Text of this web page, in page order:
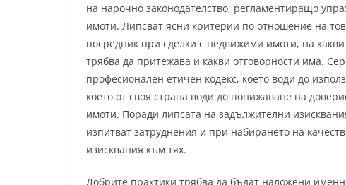
на нарочно законодателство, регламентиращо
имоти. Липсват ясни критерии по отношение на
посредник при сделки с недвижими имоти, на
трябва да притежава и какви отговорности има.
професионален етичен кодекс, което води до
което от своя страна води до понижаване на
имоти. Поради липсата на задължителни
изпитват затруднения и при набирането на
изисквания към тях.
Добрите практики трябва да бъдат наложени